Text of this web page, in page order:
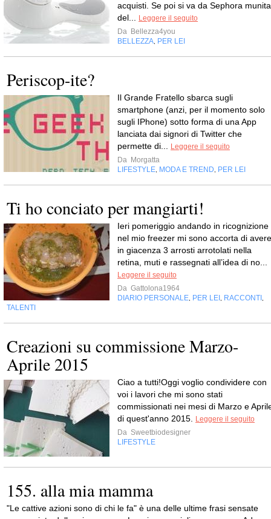
acquisti. Se poi si va da Sephora munita
del...
Leggere il seguito
Da Bellezza4you
BELLEZZA PER LEI
Periscop-ite?
Il Grande Fratello sbarca sugli
smartphone (anzi, per il momento solo
sugli IPhone) sotto forma di una App
lanciata dai signori di Twitter che
permette di...
Leggere il seguito
Da Morgatta
LIFESTYLE MODA E TREND PER LEI
Ti ho conciato per mangiarti!
Ieri pomeriggio andando in ricognizione
nel mio freezer mi sono accorta di avere
in giacenza 3 arrosti arrotolati nella
retina, muti e rassegnati all’idea di no...
Leggere il seguito
Da Gattolona1964
DIARIO PERSONALE PER LEI RACCONTI
TALENTI
Creazioni su commissione Marzo-
Aprile 2015
Ciao a tutti!Oggi voglio condividere con
voi i lavori che mi sono stati
commissionati nei mesi di Marzo e
di quest'anno 2015.
Leggere il seguito
Da Sweetbiodesigner
LIFESTYLE
155. alla mia mamma
"Le cattive azioni sono di chi le fa" è una delle ultime frasi sensate